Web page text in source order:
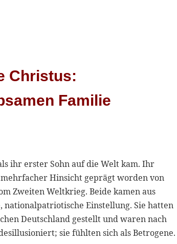
Christus:
Familie
ihr erster Sohn auf die Welt kam. Ihr
Hinsicht geprägt worden von
Zweiten Weltkrieg. Beide kamen aus
nationalpatriotische Einstellung. Sie hatten
Deutschland gestellt und waren nach
sie fühlten sich als Betrogene.